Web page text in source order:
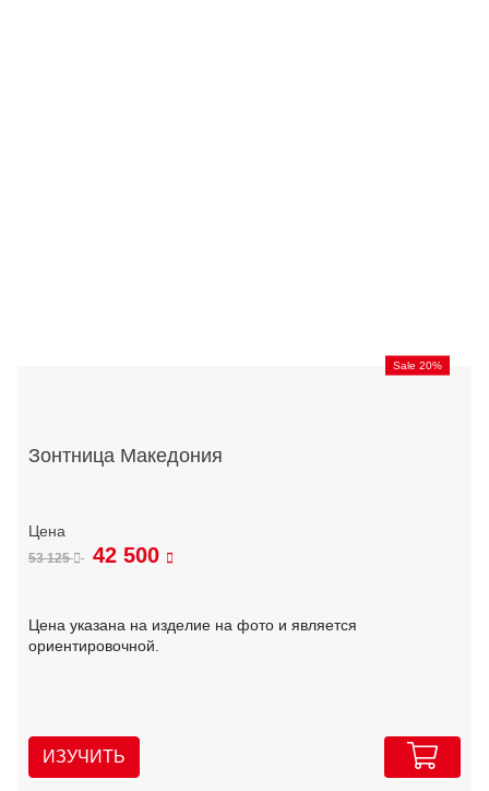
Sale 20%
Зонтница Македония
53 125 42 500
Цена указана на изделие на фото и является
ориентировочной.
ИЗУЧИТЬ